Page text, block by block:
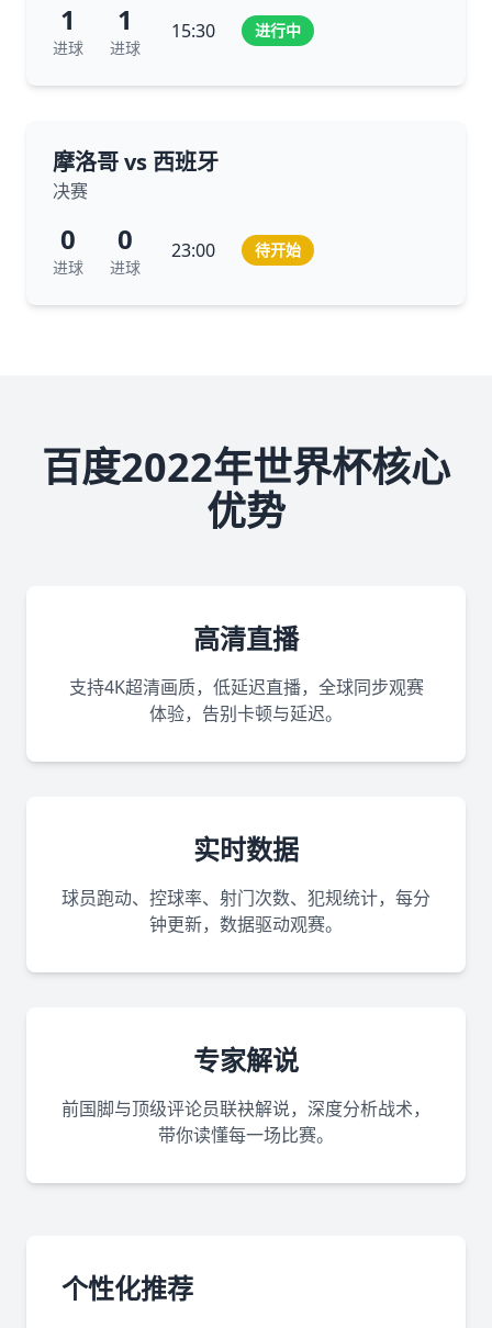
1
进球
1
进球
15:30 进行中
摩洛哥 vs 西班牙
决赛
0
进球
0
进球
23:00 待开始
百度2022年世界杯核心
优势
高清直播
支持4K超清画质，低延迟直播，全球同步观赛
体验，告别卡顿与延迟。
实时数据
球员跑动、控球率、射门次数、犯规统计，每分
钟更新，数据驱动观赛。
专家解说
前国脚与顶级评论员联袂解说，深度分析战术，
带你读懂每一场比赛。
个性化推荐